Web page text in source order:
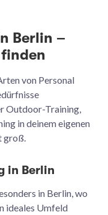
Berlin –
von Personal
Outdoor-Training,
in deinem eigenen
groß.
in Berlin
in Berlin, wo
ideales Umfeld